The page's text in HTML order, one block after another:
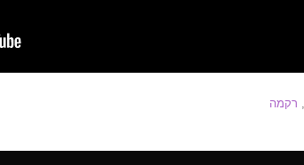
רקמה